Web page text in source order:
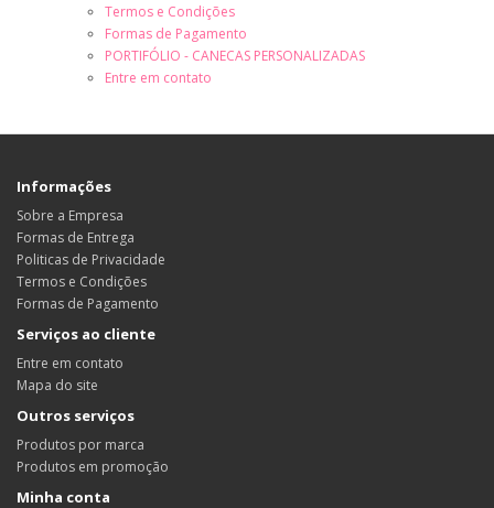
Termos e Condições
Formas de Pagamento
PORTIFÓLIO - CANECAS PERSONALIZADAS
Entre em contato
Informações
Sobre a Empresa
Formas de Entrega
Politicas de Privacidade
Termos e Condições
Formas de Pagamento
Serviços ao cliente
Entre em contato
Mapa do site
Outros serviços
Produtos por marca
Produtos em promoção
Minha conta